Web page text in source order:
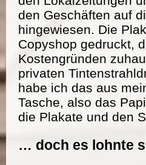
den Geschäften auf
hingewiesen. Die
Copyshop gedruckt,
Kostengründen
privaten
habe ich das aus
Tasche, also das
die Plakate und den
… doch es lohnte